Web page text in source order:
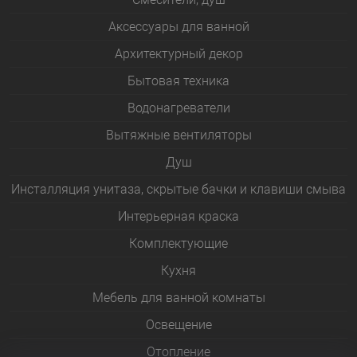
Аксессуары для ванной
Архитектурный декор
Бытовая техника
Водонагреватели
Вытяжные вентиляторы
Душ
Инсталляция унитаза, скрытые бачки и клавиши смыва
Интерьерная краска
Комплектующие
Кухня
Мебель для ванной комнаты
Освещение
Отопление